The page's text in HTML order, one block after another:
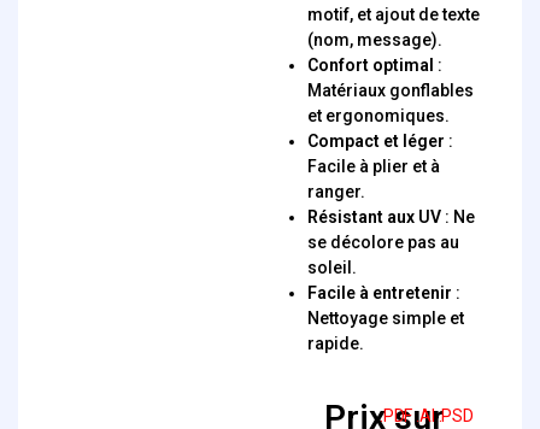
motif, et ajout de texte
(nom, message).
Confort optimal :
Matériaux gonflables
et ergonomiques.
Compact et léger :
Facile à plier et à
ranger.
Résistant aux UV: Ne
se décolore pas au
soleil.
Facile à entretenir :
Nettoyage simple et
rapide.
Prix sur
.PDF .AI .PSD